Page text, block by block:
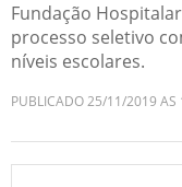
Fundação
processo seletivo
níveis escolares.
PUBLICADO 25/11/2019 AS